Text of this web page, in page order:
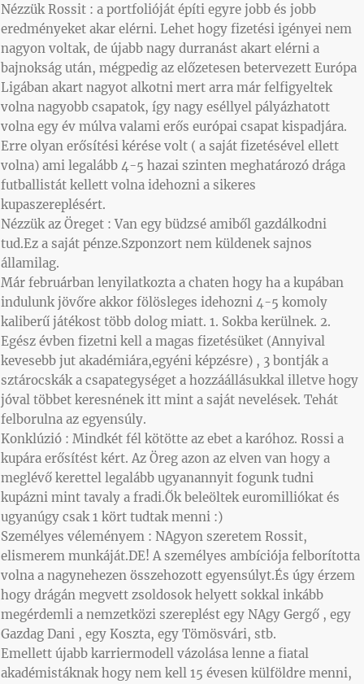
Nézzük Rossit : a portfolióját építi egyre jobb és jobb
eredményeket akar elérni. Lehet hogy fizetési igényei nem
nagyon voltak, de újabb nagy durranást akart elérni a
bajnokság után, mégpedig az előzetesen betervezett Európa
Ligában akart nagyot alkotni mert arra már felfigyeltek
volna nagyobb csapatok, így nagy eséllyel pályázhatott
volna egy év múlva valami erős európai csapat kispadjára.
Erre olyan erősítési kérése volt ( a saját fizetésével ellett
volna) ami legalább 4-5 hazai szinten meghatározó drága
futballistát kellett volna idehozni a sikeres
kupaszereplésért.
Nézzük az Öreget : Van egy büdzsé amiből gazdálkodni
tud.Ez a saját pénze.Szponzort nem küldenek sajnos
államilag.
Már februárban lenyilatkozta a chaten hogy ha a kupában
indulunk jövőre akkor fölösleges idehozni 4-5 komoly
kaliberű játékost több dolog miatt. 1. Sokba kerülnek. 2.
Egész évben fizetni kell a magas fizetésüket (Annyival
kevesebb jut akadémiára,egyéni képzésre) , 3 bontják a
sztárocskák a csapategységet a hozzáállásukkal illetve hogy
jóval többet keresnének itt mint a saját nevelések. Tehát
felborulna az egyensúly.
Konklúzió : Mindkét fél kötötte az ebet a karóhoz. Rossi a
kupára erősítést kért. Az Öreg azon az elven van hogy a
meglévő kerettel legalább ugyanannyit fogunk tudni
kupázni mint tavaly a fradi.Ők beleöltek euromilliókat és
ugyanúgy csak 1 kört tudtak menni :)
Személyes véleményem : NAgyon szeretem Rossit,
elismerem munkáját.DE! A személyes ambíciója felborította
volna a nagynehezen összehozott egyensúlyt.És úgy érzem
hogy drágán megvett zsoldosok helyett sokkal inkább
megérdemli a nemzetközi szereplést egy NAgy Gergő , egy
Gazdag Dani , egy Koszta, egy Tömösvári, stb.
Emellett újabb karriermodell vázolása lenne a fiatal
akadémistáknak hogy nem kell 15 évesen külföldre menni,